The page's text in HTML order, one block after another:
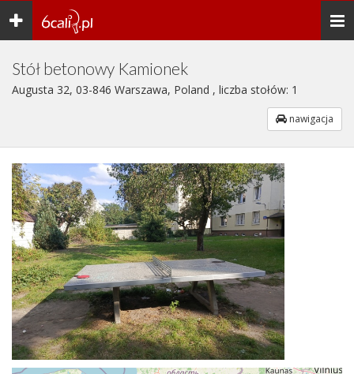
Toggle
navigation
Stół betonowy Kamionek
Augusta 32, 03-846 Warszawa, Poland , liczba stołów: 1
nawigacja